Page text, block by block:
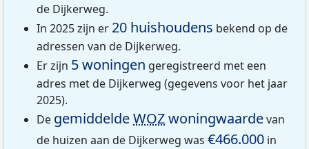
de Dijkerweg.
In 2025 zijn er 20 huishoudens bekend op de
adressen van de Dijkerweg.
Er zijn 5 woningen geregistreerd met een
adres met de Dijkerweg (gegevens voor het jaar
2025).
De gemiddeldeWOZwoningwaardevan
de huizen aan de Dijkerweg was €466.000 in